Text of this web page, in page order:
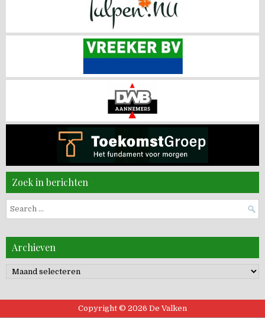
Zoek in berichten
Search
for:
Archieven
Archieven
Copyright © 2026 De Valken